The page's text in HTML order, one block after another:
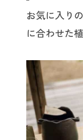
お気に入り
に合わせた